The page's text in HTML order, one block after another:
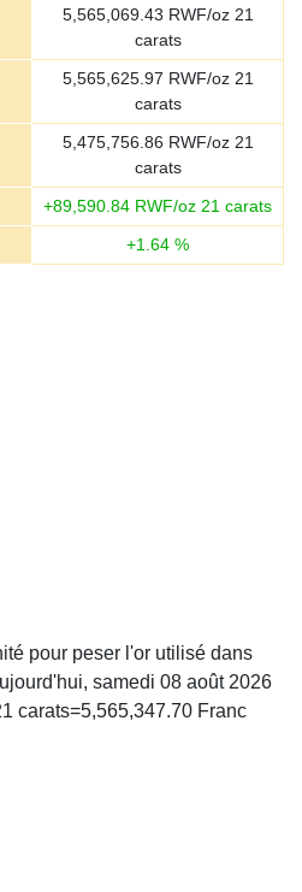
5,565,069.43 RWF/oz 21
carats
5,565,625.97 RWF/oz 21
carats
5,475,756.86 RWF/oz 21
carats
+89,590.84 RWF/oz 21 carats
+1.64 %
pour peser l'or utilisé dans
samedi 08 août 2026
carats=5,565,347.70 Franc